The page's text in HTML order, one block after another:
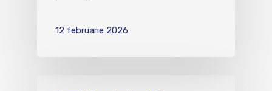
12 februarie 2026